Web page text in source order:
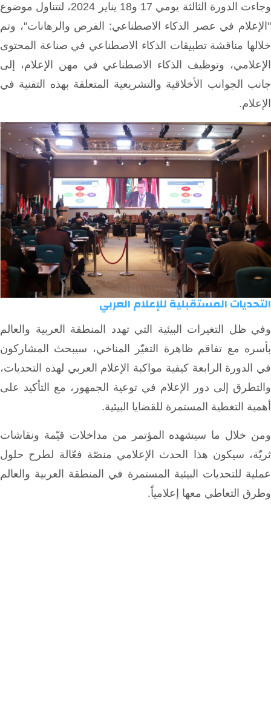
وجاءت الدورة الثالثة يومي 17 و18 يناير 2024، لتتناول موضوع
"الإعلام في عصر الذكاء الاصطناعي: الفرص والرهانات"، وتم
خلالها مناقشة تطبيقات الذكاء الاصطناعي في صناعة المحتوى
الإعلامي، وتوظيف الذكاء الاصطناعي في مهن الإعلام، إلى
جانب الجوانب الأخلاقية والتشريعية المتعلقة بهذه التقنية في
الإعلام.
التحديات المستقبلية للإعلام العربي
وفي ظل التغيرات البيئية التي تهدد المنطقة العربية والعالم
بأسره مع تفاقم ظاهرة التغيّر المناخي، سيبحث المشاركون
في الدورة الرابعة كيفية مواكبة الإعلام العربي لهذه التحديات،
والتطرق إلى دور الإعلام في توعية الجمهور، مع التأكيد على
أهمية التغطية المستمرة للقضايا البيئية.
ومن خلال ما سيشهده المؤتمر من مداخلات قيّمة ونقاشات
ثريّة، سيكون هذا الحدث الإعلامي منصّة فعّالة لطرح حلول
عملية للتحديات البيئية المستمرة في المنطقة العربية والعالم
وطرق التعاطي معها إعلامياً.